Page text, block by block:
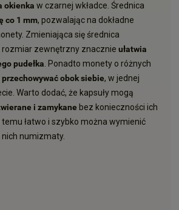
okienka w czarnej wkładce. Średnica
co 1 mm, pozwalając na dokładne
Zmieniająca się średnica
rozmiar zewnętrzny znacznie ułatwia
pudełka . Ponadto monety o różnych
obok siebie, w jednej
Warto dodać, że kapsuły mogą
i zamykane bez konieczności ich
łatwo i szybko można wymienić
numizmaty.